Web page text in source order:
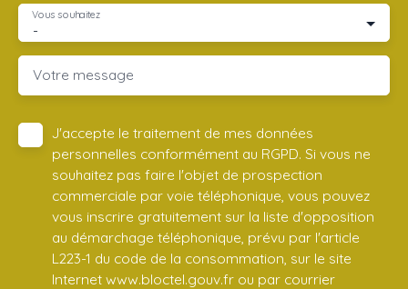
-
Vous souhaitez
Votre message
J'accepte le traitement de mes données
personnelles conformément au RGPD. Si vous ne
souhaitez pas faire l'objet de prospection
commerciale par voie téléphonique, vous pouvez
vous inscrire gratuitement sur la liste d'opposition
au démarchage téléphonique, prévu par l'article
L223-1 du code de la consommation, sur le site
Internet www.bloctel.gouv.fr ou par courrier